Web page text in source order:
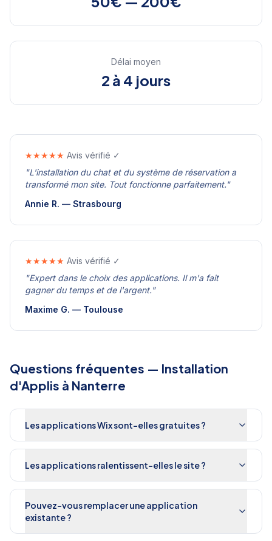
Délai moyen
2 à 4 jours
★★★★★ Avis vérifié ✓
"L'installation du chat et du système de réservation a
transformé mon site. Tout fonctionne parfaitement."
Annie R. — Strasbourg
★★★★★ Avis vérifié ✓
"Expert dans le choix des applications. Il m'a fait
gagner du temps et de l'argent."
Maxime G. — Toulouse
Questions fréquentes — Installation
d'Applis à Nanterre
Les applications Wix sont-elles gratuites ?
Les applications ralentissent-elles le site ?
Pouvez-vous remplacer une application
existante ?